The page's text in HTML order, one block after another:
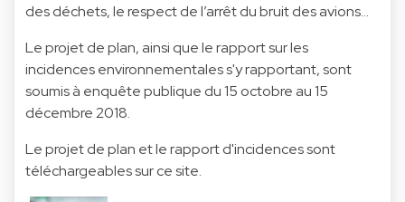
des déchets, le respect de l’arrêt du bruit des avions…
Le projet de plan, ainsi que le rapport sur les
incidences environnementales s'y rapportant, sont
soumis à enquête publique du 15 octobre au 15
décembre 2018.
Le projet de plan et le rapport d'incidences sont
téléchargeables surce site.